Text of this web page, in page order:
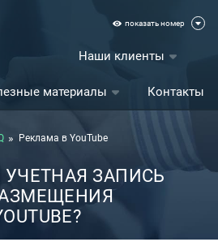
показать номер
Наши клиенты
материалы Контакты
Реклама в YouTube
УЧЕТНАЯ ЗАПИСЬ